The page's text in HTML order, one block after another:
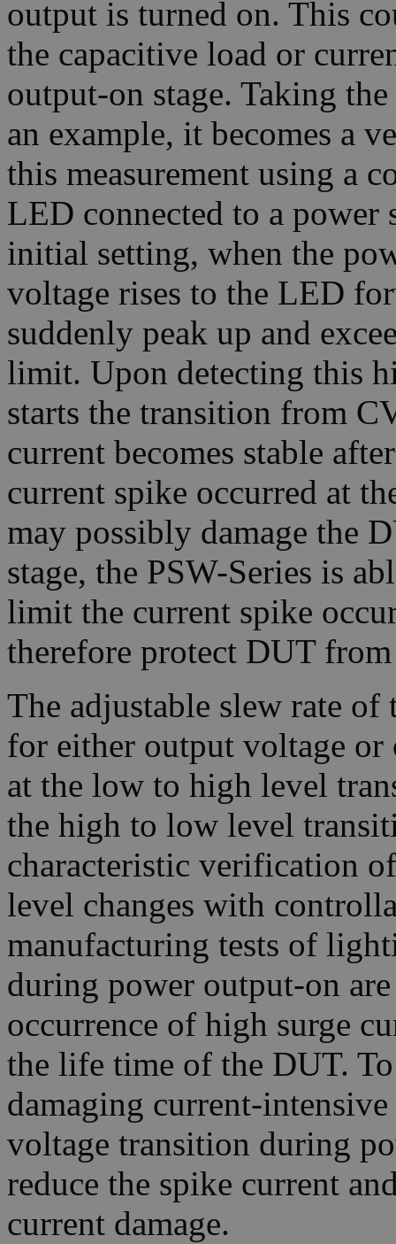
output is turned on. This
the capacitive load or
output-on stage. Taking
an example, it becomes a
this measurement using a
LED connected to a power
initial setting, when the
voltage rises to the LED
suddenly peak up and
limit. Upon detecting this
starts the transition from
current becomes stable
current spike occurred at
may possibly damage the
stage, the PSW-Series is
limit the current spike
therefore protect DUT
The adjustable slew rate of
for either output voltage
at the low to high level
the high to low level
characteristic verification
level changes with
manufacturing tests of
during power output-on
occurrence of high surge
the life time of the DUT.
damaging current-
voltage transition during
reduce the spike current
current damage.